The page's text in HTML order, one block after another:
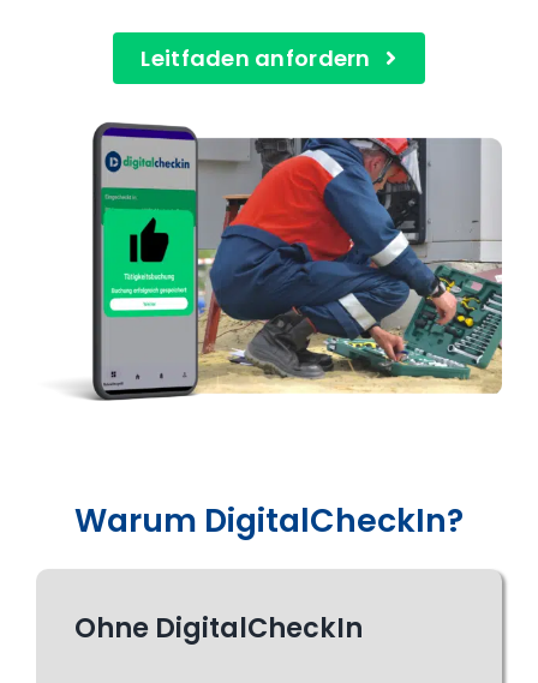
Leitfaden anfordern
Warum DigitalCheckIn?
Ohne DigitalCheckIn